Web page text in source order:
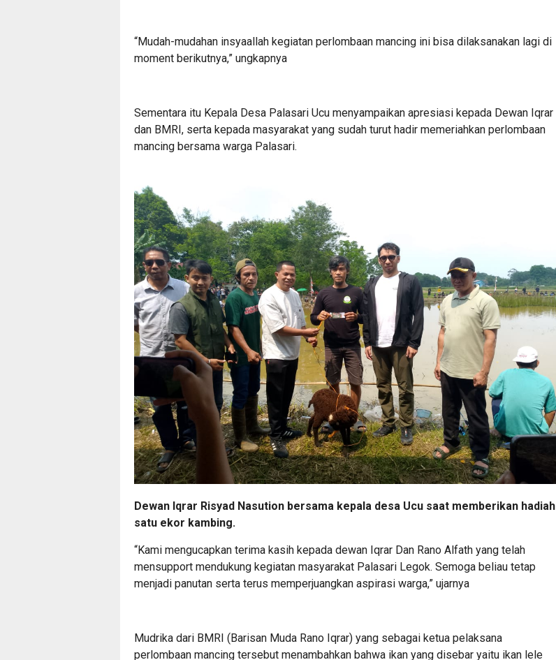
“Mudah-mudahan insyaallah kegiatan perlombaan mancing ini bisa dilaksanakan lagi di
moment berikutnya,” ungkapnya
Sementara itu Kepala Desa Palasari Ucu menyampaikan apresiasi kepada Dewan Iqrar
dan BMRI, serta kepada masyarakat yang sudah turut hadir memeriahkan perlombaan
mancing bersama warga Palasari.
Dewan Iqrar Risyad Nasution bersama kepala desa Ucu saat memberikan hadiah
satu ekor kambing.
“Kami mengucapkan terima kasih kepada dewan Iqrar Dan Rano Alfath yang telah
mensupport mendukung kegiatan masyarakat Palasari Legok. Semoga beliau tetap
menjadi panutan serta terus memperjuangkan aspirasi warga,” ujarnya
Mudrika dari BMRI (Barisan Muda Rano Iqrar) yang sebagai ketua pelaksana
perlombaan mancing tersebut menambahkan bahwa ikan yang disebar yaitu ikan lele